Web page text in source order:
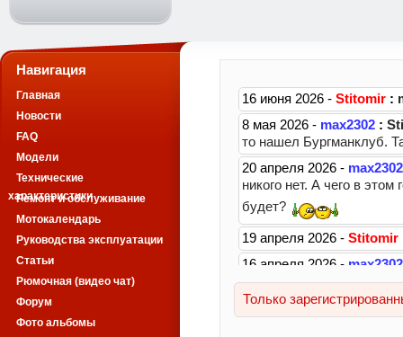
Навигация
Главная
Новости
FAQ
Модели
Технические
характеристики
Ремонт и обслуживание
Мотокалендарь
Руководства эксплуатации
Статьи
Рюмочная (видео чат)
Форум
Фото альбомы